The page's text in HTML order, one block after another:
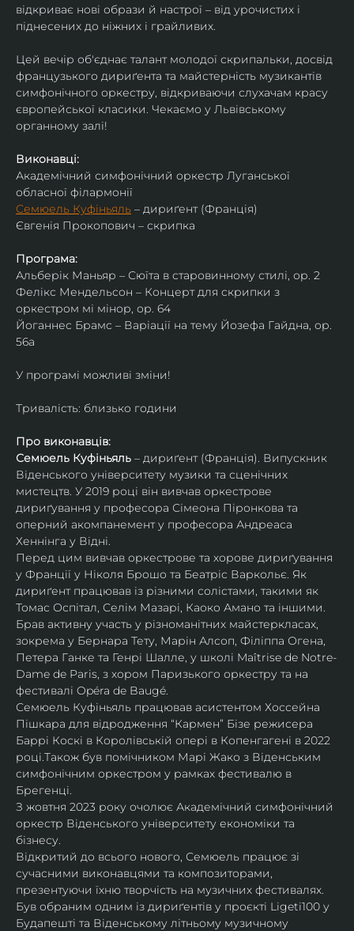
відкриває нові образи й настрої – від урочистих і
піднесених до ніжних і грайливих.
Цей вечір об'єднає талант молодої скрипальки, досвід
французького дириґента та майстерність музикантів
симфонічного оркестру, відкриваючи слухачам красу
європейської класики. Чекаємо у Львівському
органному залі!
Виконавці:
Академічний симфонічний оркестр Луганської
обласної філармонії
Семюель Куфіньяль – дириґент (Франція)
Євгенія Прокопович – скрипка
Програма:
Альберік Маньяр – Сюїта в старовинному стилі, ор. 2
Фелікс Мендельсон – Концерт для скрипки з
оркестром мі мінор, ор. 64
Йоганнес Брамс – Варіації на тему Йозефа Гайдна, ор.
56a
У програмі можливі зміни!
Тривалість: близько години
Про виконавців:
Семюель Куфіньяль – дириґент (Франція). Випускник
Віденського університету музики та сценічних
мистецтв. У 2019 році він вивчав оркестрове
дириґування у професора Сімеона Піронкова та
оперний акомпанемент у професора Андреаса
Хеннінга у Відні.
Перед цим вивчав оркестрове та хорове дириґування
у Франції у Ніколя Брошо та Беатріс Варкольє. Як
дириґент працював із різними солістами, такими як
Томас Оспітал, Селім Мазарі, Каоко Амано та іншими.
Брав активну участь у різноманітних майстеркласах,
зокрема у Бернара Тету, Марін Алсоп, Філіппа Огена,
Петера Ганке та Генрі Шалле, у школі Maîtrise de Notre-
Dame de Paris, з хором Паризького оркестру та на
фестивалі Opéra de Baugé.
Семюель Куфіньяль працював асистентом Хоссейна
Пішкара для відродження “Кармен” Бізе режисера
Баррі Коскі в Королівській опері в Копенгагені в 2022
році.Також був помічником Марі Жако з Віденським
симфонічним оркестром у рамках фестивалю в
Брегенці.
З жовтня 2023 року очолює Академічний симфонічний
оркестр Віденського університету економіки та
бізнесу.
Відкритий до всього нового, Семюель працює зі
сучасними виконавцями та композиторами,
презентуючи їхню творчість на музичних фестивалях.
Був обраним одним із дириґентів у проєкті Ligeti100 у
Будапешті та Віденському літньому музичному